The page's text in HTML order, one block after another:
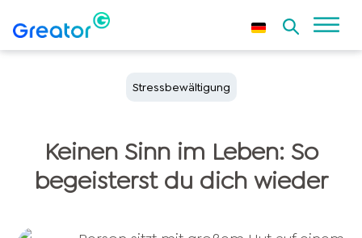
Stressbewältigung
Keinen Sinn im Leben: So
begeisterst du dich wieder